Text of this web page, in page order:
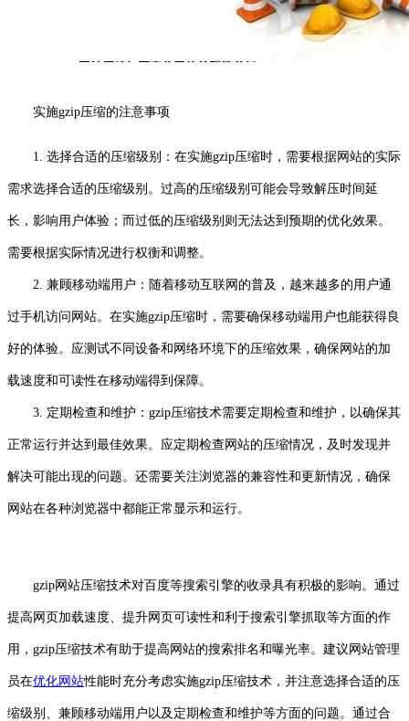
实施gzip压缩的注意事项
1. 选择合适的压缩级别：在实施gzip压缩时，需要根据网站的实际
需求选择合适的压缩级别。过高的压缩级别可能会导致解压时间延
长，影响用户体验；而过低的压缩级别则无法达到预期的优化效果。
需要根据实际情况进行权衡和调整。
2. 兼顾移动端用户：随着移动互联网的普及，越来越多的用户通
过手机访问网站。在实施gzip压缩时，需要确保移动端用户也能获得良
好的体验。应测试不同设备和网络环境下的压缩效果，确保网站的加
载速度和可读性在移动端得到保障。
3. 定期检查和维护：gzip压缩技术需要定期检查和维护，以确保其
正常运行并达到最佳效果。应定期检查网站的压缩情况，及时发现并
解决可能出现的问题。还需要关注浏览器的兼容性和更新情况，确保
网站在各种浏览器中都能正常显示和运行。
gzip网站压缩技术对百度等搜索引擎的收录具有积极的影响。通过
提高网页加载速度、提升网页可读性和利于搜索引擎抓取等方面的作
用，gzip压缩技术有助于提高网站的搜索排名和曝光率。建议网站管理
员在优化网站性能时充分考虑实施gzip压缩技术，并注意选择合适的压
缩级别、兼顾移动端用户以及定期检查和维护等方面的问题。通过合